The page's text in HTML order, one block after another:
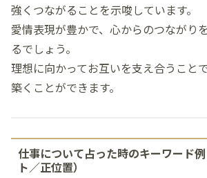
強くつながることを示唆しています。
愛情表現が豊かで、心からのつながり
るでしょう。
理想に向かってお互いを支え合うこと
築くことができます。
仕事について占った時のキーワード
ト／正位置）